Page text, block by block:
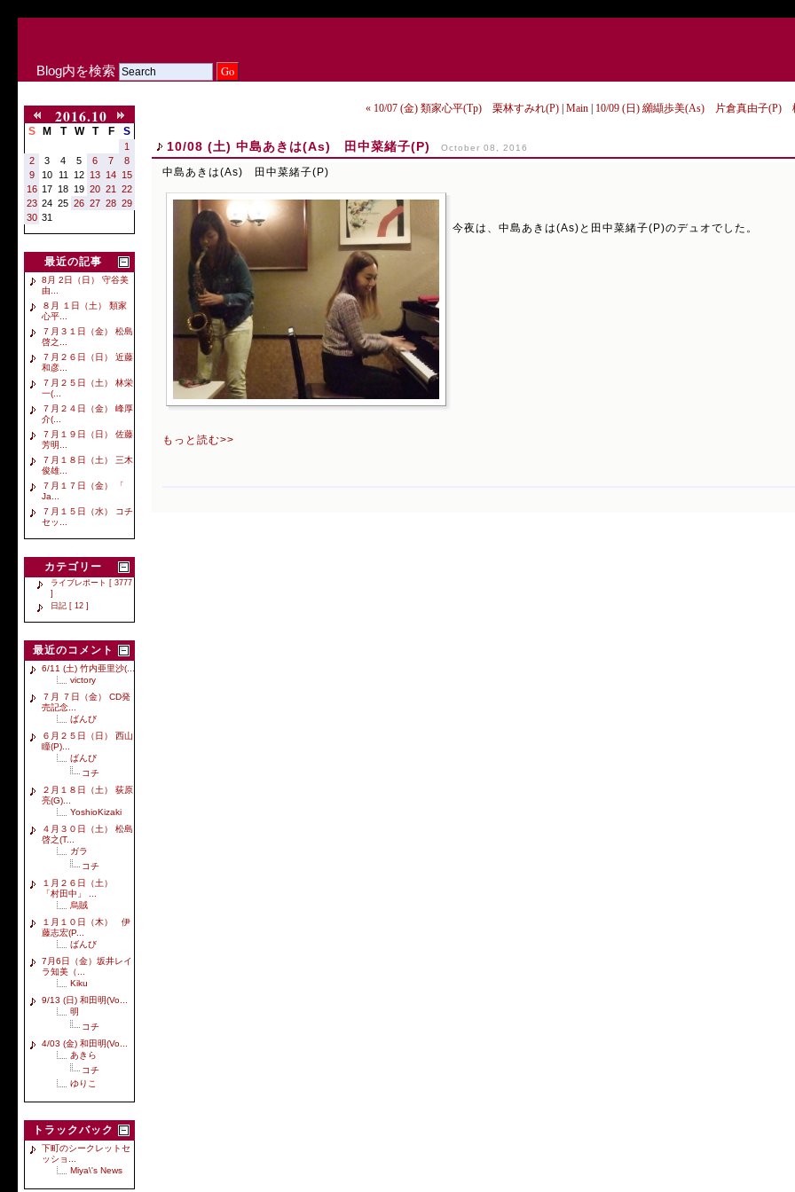
Blog内を検索
2016.10
S M T W T F S
1
2
3 4 5 6 7
8
9
10 11 12 13 14 15
16 17 18 19 20 21
22
23 24 25 26 27 28 29
30 31
最近の記事
8月 2日（日） 守谷美
由...
８月 １日（土） 類家
心平...
７月３１日（金） 松島
啓之...
７月２６日（日） 近藤
和彦...
７月２５日（土） 林栄
一(...
７月２４日（金） 峰厚
介(...
７月１９日（日） 佐藤
芳明...
７月１８日（土） 三木
俊雄...
７月１７日（金） 「
Ja...
７月１５日（水） コチ
セッ...
カテゴリー
ライブレポート [ 3777
]
日記 [ 12 ]
最近のコメント
6/11 (土) 竹内亜里沙(...
victory
７月 ７日（金） CD発
売記念...
ばんび
６月２５日（日） 西山
瞳(P)...
ばんび
コチ
２月１８日（土） 荻原
亮(G)...
YoshioKizaki
４月３０日（土） 松島
啓之(T...
ガラ
コチ
１月２６日（土）
「村田中」 ...
烏賊
１月１０日（木） 伊
藤志宏(P...
ばんび
7月6日（金）坂井レイ
ラ知美（...
Kiku
9/13 (日) 和田明(Vo...
明
コチ
4/03 (金) 和田明(Vo...
あきら
コチ
ゆりこ
トラックバック
下町のシークレットセ
ッショ...
Miya\'s News
« 10/07 (金) 類家心平(Tp) 栗林すみれ(P)| Main| 10/09 (日) 纐纈歩美(As) 片倉真由子(P)
10/08 (土) 中島あきは(As) 田中菜緒子(P) October 08, 2016
中島あきは(As) 田中菜緒子(P)
今夜は、中島あきは(As)と田中菜緒子(P)のデュオでした。
もっと読む>>